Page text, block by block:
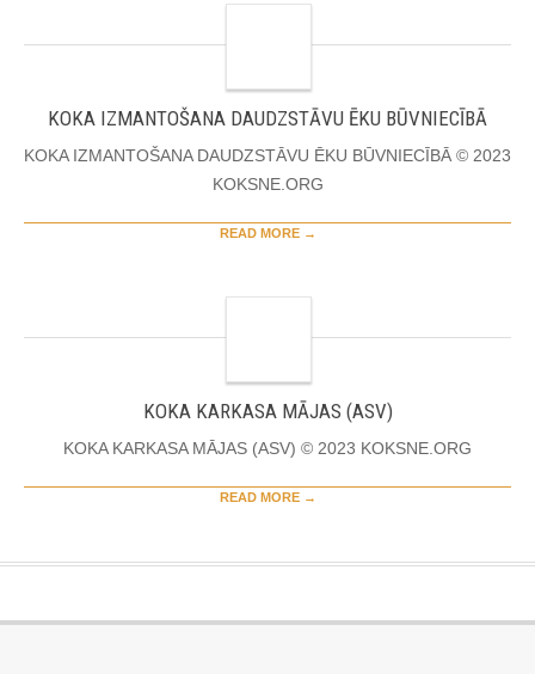
KOKA IZMANTOŠANA DAUDZSTĀVU ĒKU BŪVNIECĪBĀ
KOKA IZMANTOŠANA DAUDZSTĀVU ĒKU BŪVNIECĪBĀ © 2023
KOKSNE.ORG
READ MORE →
KOKA KARKASA MĀJAS (ASV)
KOKA KARKASA MĀJAS (ASV) © 2023 KOKSNE.ORG
READ MORE →